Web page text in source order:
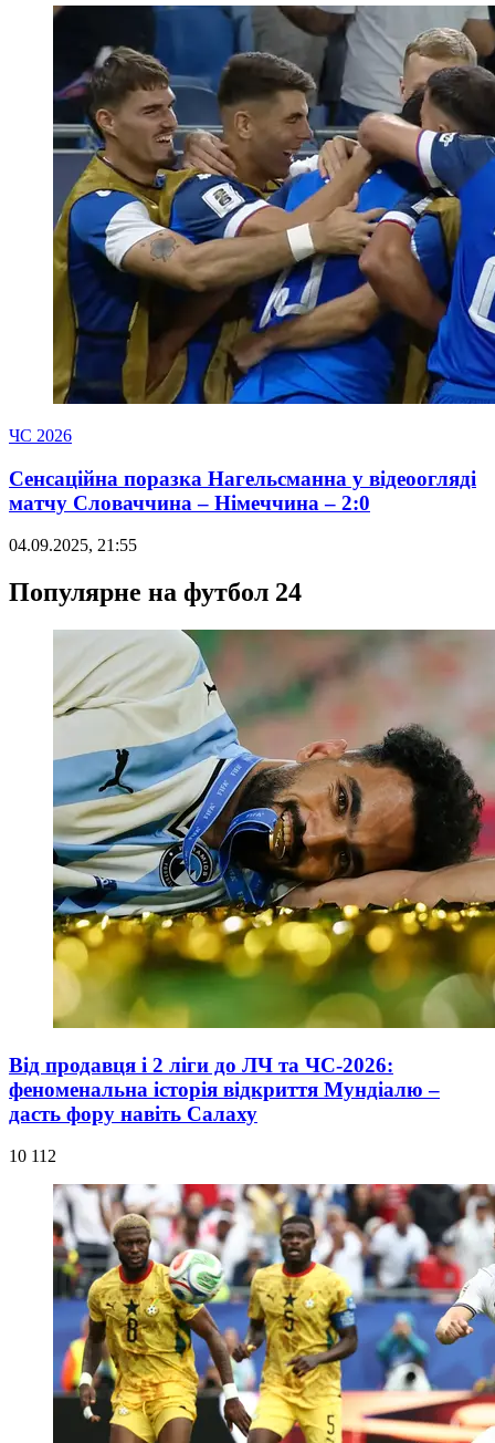
ЧС 2026
Сенсаційна поразка Нагельсманна у відеоогляді
матчу Словаччина – Німеччина – 2:0
04.09.2025, 21:55
Популярне на футбол 24
Від продавця і 2 ліги до ЛЧ та ЧС-2026:
феноменальна історія відкриття Мундіалю –
дасть фору навіть Салаху
10 112